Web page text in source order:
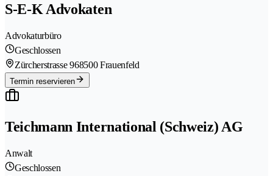
S-E-K Advokaten
Advokaturbüro
Geschlossen
Zürcherstrasse 968500 Frauenfeld
Termin reservieren
Teichmann International (Schweiz) AG
Anwalt
Geschlossen